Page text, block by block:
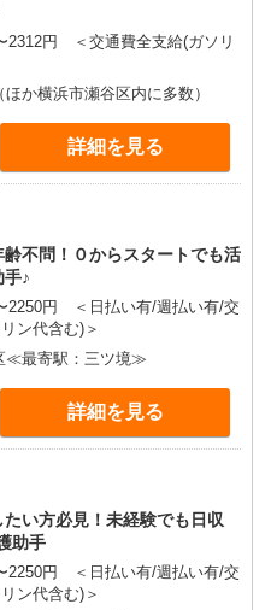
2312円 ＜交通費全支給(ガソリ
か横浜市瀬谷区内に多数）
詳細を見る
不問！０からスタートでも活
♪
2250円 ＜日払い有/週払い有/交
ン代含む)＞
≪最寄駅：三ツ境≫
詳細を見る
い方必見！未経験でも日収
助手
2250円 ＜日払い有/週払い有/交
ン代含む)＞